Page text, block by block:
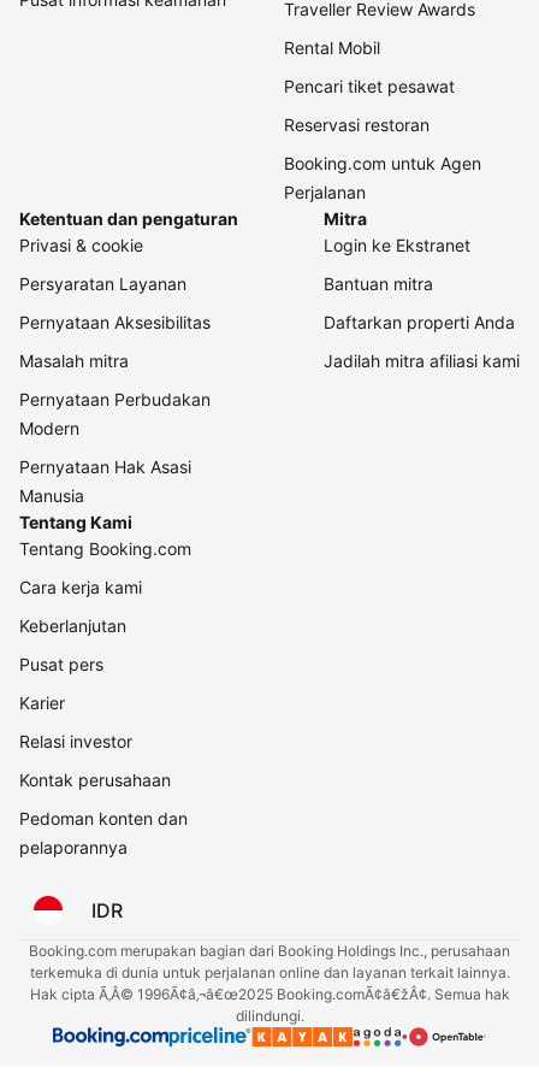
Traveller Review Awards
Rental Mobil
Pencari tiket pesawat
Reservasi restoran
Booking.com untuk Agen
Perjalanan
Ketentuan dan pengaturan
Privasi & cookie
Persyaratan Layanan
Pernyataan Aksesibilitas
Masalah mitra
Pernyataan Perbudakan
Modern
Pernyataan Hak Asasi
Manusia
Mitra
Login ke Ekstranet
Bantuan mitra
Daftarkan properti Anda
Jadilah mitra afiliasi kami
Tentang Kami
Tentang Booking.com
Cara kerja kami
Keberlanjutan
Pusat pers
Karier
Relasi investor
Kontak perusahaan
Pedoman konten dan
pelaporannya
IDR
Booking.com merupakan bagian dari Booking Holdings Inc., perusahaan
terkemuka di dunia untuk perjalanan online dan layanan terkait lainnya.
Hak cipta Ã‚Â© 1996Ã¢â‚¬â€œ2025 Booking.comÃ¢â€žÂ¢. Semua hak
dilindungi.